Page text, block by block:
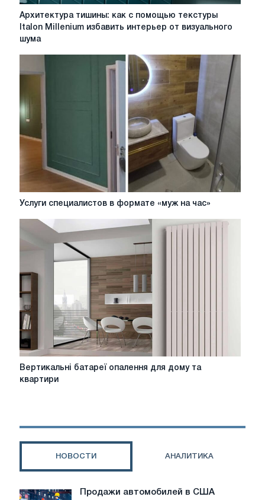
Архитектура
тишины:
текстуры
Millenium
избавить
интерьер
от
визуального
Архитектура тишины: как с помощью текстуры
Italon Millenium избавить интерьер от визуального
шума
Услуги
специалистов
формате
час»
Услуги специалистов в формате «муж на час»
Вертикальні
батареї
та
Вертикальні батареї опалення для дому та
квартири
НОВОСТИ АНАЛИТИКА
Продажи Продажи автомобилей в США